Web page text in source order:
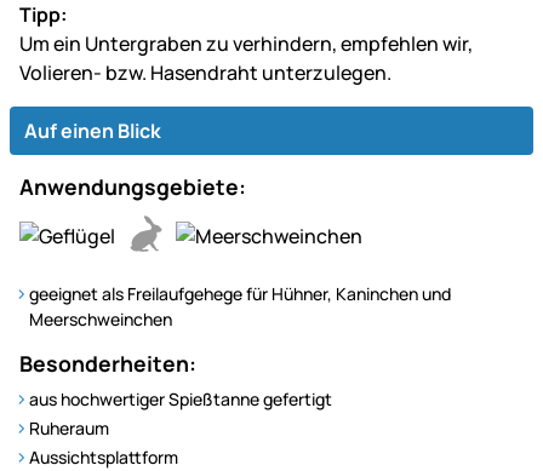
Tipp:
Um ein Untergraben zu verhindern, empfehlen wir,
Volieren- bzw. Hasendraht unterzulegen.
Auf einen Blick
Anwendungsgebiete:
geeignet als Freilaufgehege für Hühner, Kaninchen und
Meerschweinchen
Besonderheiten:
aus hochwertiger Spießtanne gefertigt
Ruheraum
Aussichtsplattform